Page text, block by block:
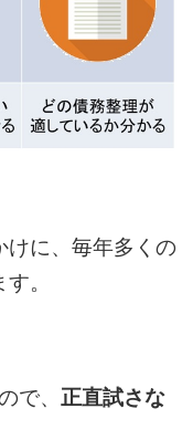
けに、毎年多くの
。
で、 正直試さな